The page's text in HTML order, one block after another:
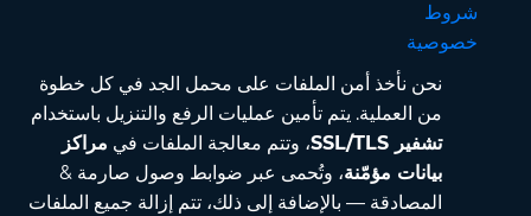
شروط
خصوصية
نحن نأخذ أمن الملفات على محمل الجد في كل خطوة
من العملية. يتم تأمين عمليات الرفع والتنزيل باستخدام
تشفير SSL/TLS
، وتتم معالجة الملفات في مراكز
بيانات مؤمّنة، وتُحمى عبر ضوابط وصول صارمة &
المصادقة — بالإضافة إلى ذلك، تتم إزالة جميع الملفات